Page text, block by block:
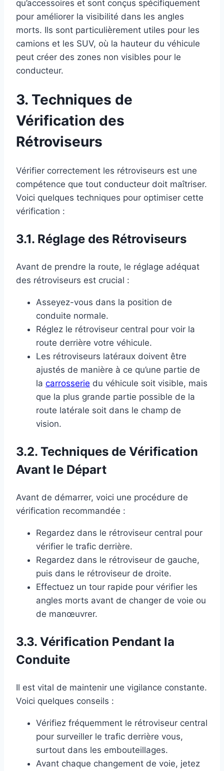
qu’accessoires et sont conçus spécifiquement
pour améliorer la visibilité dans les angles
morts. Ils sont particulièrement utiles pour les
camions et les SUV, où la hauteur du véhicule
peut créer des zones non visibles pour le
conducteur.
3. Techniques de
Vérification des
Rétroviseurs
Vérifier correctement les rétroviseurs est une
compétence que tout conducteur doit maîtriser.
Voici quelques techniques pour optimiser cette
vérification :
3.1. Réglage des Rétroviseurs
Avant de prendre la route, le réglage adéquat
des rétroviseurs est crucial :
Asseyez-vous dans la position de
conduite normale.
Réglez le rétroviseur central pour voir la
route derrière votre véhicule.
Les rétroviseurs latéraux doivent être
ajustés de manière à ce qu’une partie de
la carrosserie du véhicule soit visible, mais
que la plus grande partie possible de la
route latérale soit dans le champ de
vision.
3.2. Techniques de Vérification
Avant le Départ
Avant de démarrer, voici une procédure de
vérification recommandée :
Regardez dans le rétroviseur central pour
vérifier le trafic derrière.
Regardez dans le rétroviseur de gauche,
puis dans le rétroviseur de droite.
Effectuez un tour rapide pour vérifier les
angles morts avant de changer de voie ou
de manœuvrer.
3.3. Vérification Pendant la
Conduite
Il est vital de maintenir une vigilance constante.
Voici quelques conseils :
Vérifiez fréquemment le rétroviseur central
pour surveiller le trafic derrière vous,
surtout dans les embouteillages.
Avant chaque changement de voie, jetez